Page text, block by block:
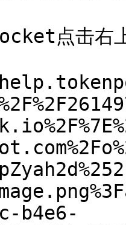
点击右
b4e6-